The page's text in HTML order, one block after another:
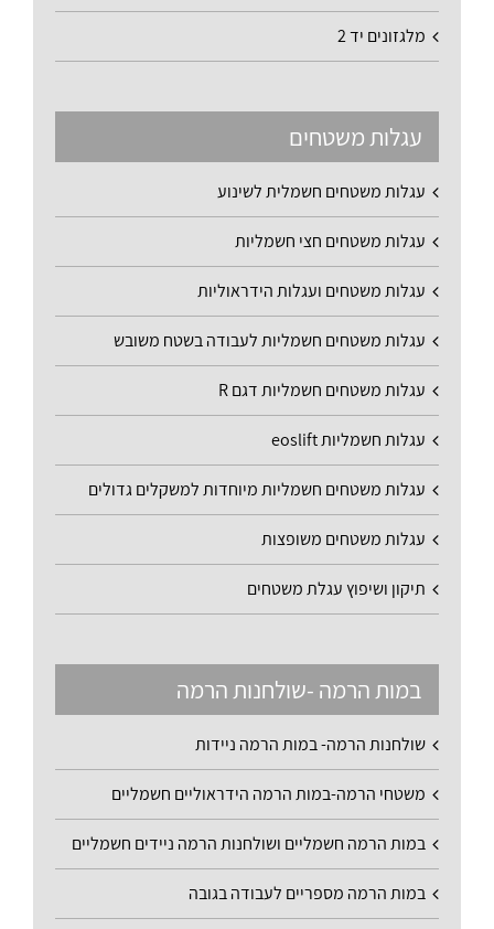
מלגזונים יד 2
עגלות משטחים
עגלות משטחים חשמלית לשינוע
עגלות משטחים חצי חשמליות
עגלות משטחים ועגלות הידראוליות
עגלות משטחים חשמליות לעבודה בשטח משובש
עגלות משטחים חשמליות דגם R
עגלות חשמליות eoslift
עגלות משטחים חשמליות מיוחדות למשקלים גדולים
עגלות משטחים משופצות
תיקון ושיפוץ עגלת משטחים
במות הרמה -שולחנות הרמה
שולחנות הרמה- במות הרמה ניידות
משטחי הרמה-במות הרמה הידראוליים חשמליים
במות הרמה חשמליים ושולחנות הרמה ניידים חשמליים
במות הרמה מספריים לעבודה בגובה